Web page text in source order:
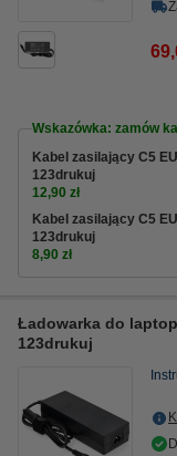
Wskazówka: zamów
Kabel zasilający C5
123drukuj
12,90 zł
Kabel zasilający C5
123drukuj
8,90 zł
Ładowarka do
123drukuj